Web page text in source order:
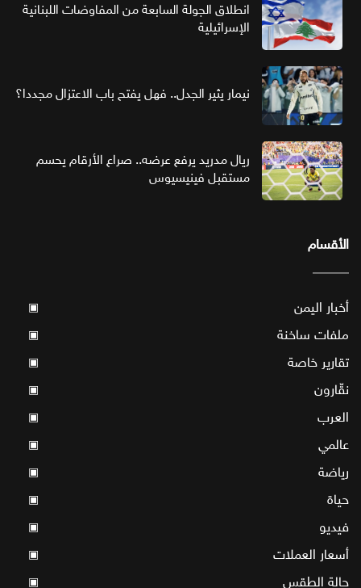
انطلاق الجولة السابعة من المفاوضات اللبنانية
الإسرائيلية
نيمار يثير الجدل.. فهل يفتح باب الاعتزال مجددا؟
ريال مدريد يرفع عرضه.. صراع الأرقام يحسم
مستقبل فينيسيوس
الأقسام
أخبار اليمن ▣
ملفات ساخنة ▣
تقارير خاصة ▣
نقّارون ▣
العرب ▣
عالمي ▣
رياضة ▣
حياة ▣
فيديو ▣
أسعار العملات ▣
حالة الطقس ▣